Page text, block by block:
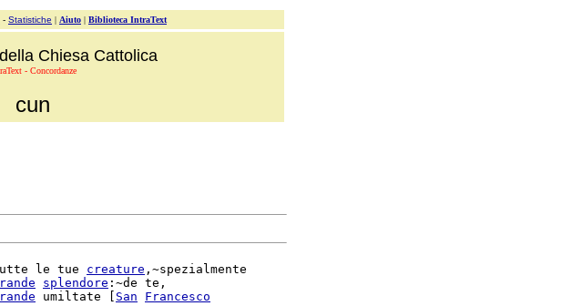
- Statistiche | Aiuto | Biblioteca IntraText
Chiesa Cattolica
- Concordanze
cun
le tue creature ,~spezialmente
splendore :~de te,
umiltate [ San Francesco